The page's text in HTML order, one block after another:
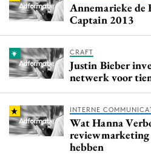
Annemarieke de
Captain 2013
CRAFT
Justin Bieber
netwerk voor
INTERNE
Wat Hanna
hebben